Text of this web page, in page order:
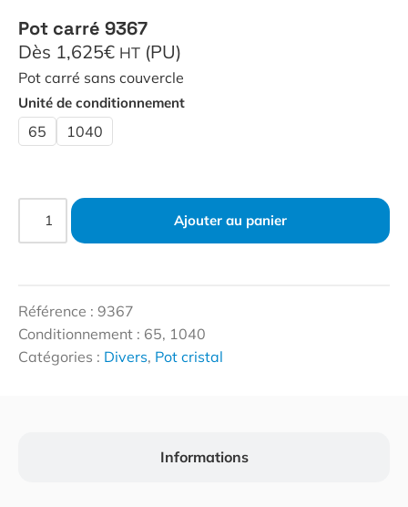
Pot carré 9367
Dès 1,625€ HT (PU)
Pot carré sans couvercle
Unité de conditionnement
65 1040
Ajouter au panier
Référence : 9367
Conditionnement : 65, 1040
Catégories : Divers, Pot cristal
Informations